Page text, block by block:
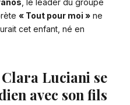
, le leader du groupe
« Tout pour moi » ne
cet enfant, né en
Luciani se
avec son fils